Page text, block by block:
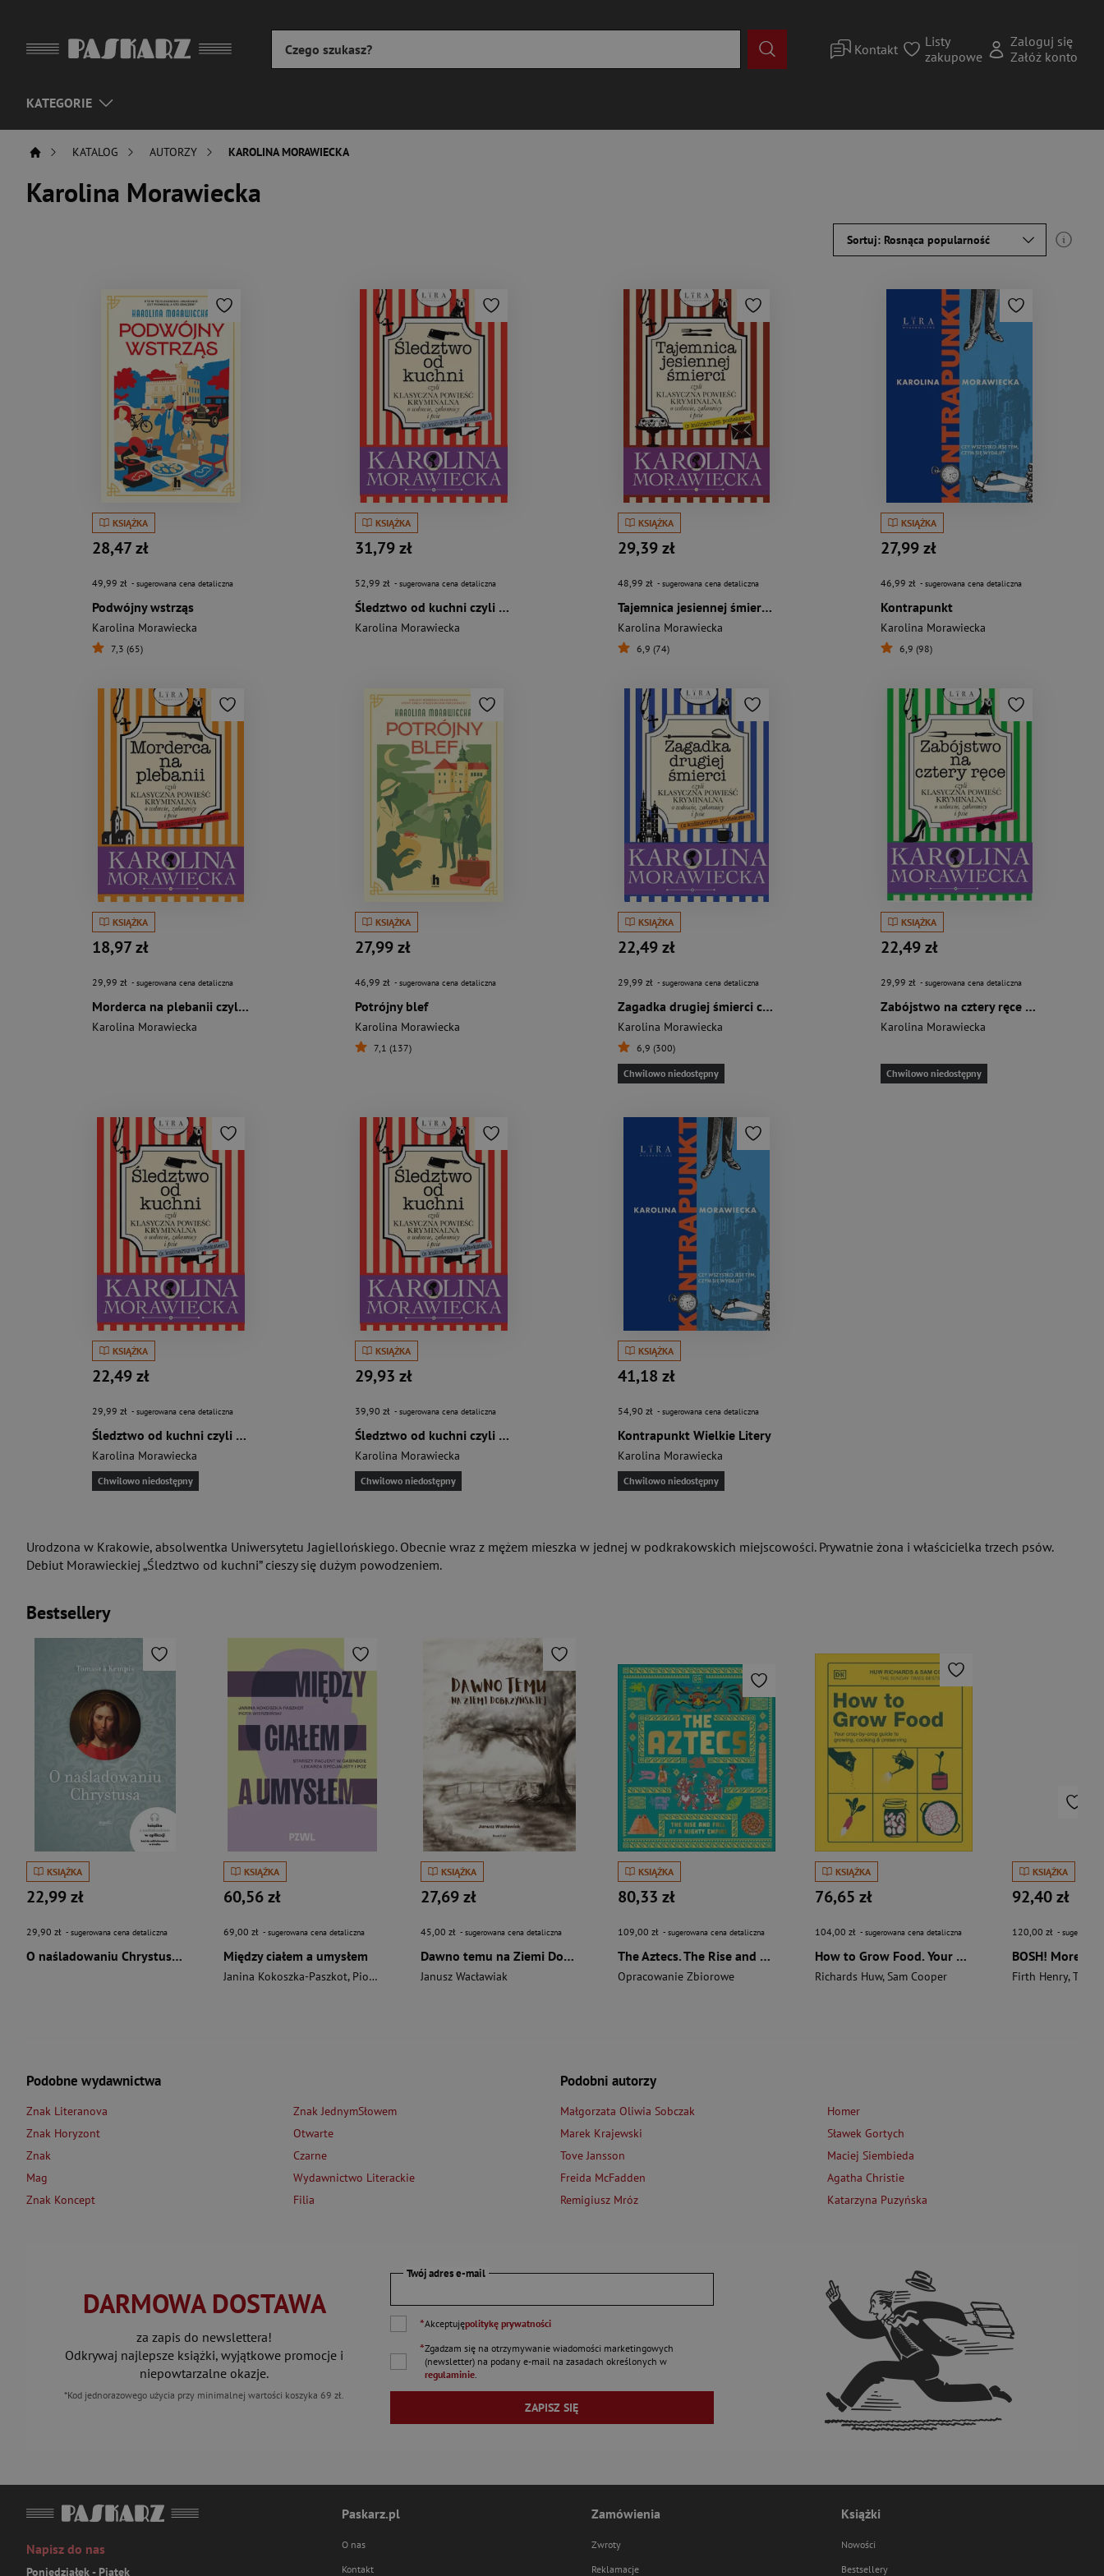
Kontakt
Listy
zakupowe
Zaloguj się
Załóż konto
KATEGORIE
KATALOG AUTORZY KAROLINA MORAWIECKA
Karolina Morawiecka
Sortuj: Rosnąca popularność
KSIĄŻKA
28,47 zł
49,99 zł - sugerowana cena detaliczna
Podwójny wstrząs
Karolina Morawiecka
7,3 (65)
KSIĄŻKA
31,79 zł
52,99 zł - sugerowana cena detaliczna
Śledztwo od kuchni czyli klasyczna powieść kryminalna o wdowie, zakonnicy i psie (z kulinarnym podtekstem)
Karolina Morawiecka
KSIĄŻKA
29,39 zł
48,99 zł - sugerowana cena detaliczna
Tajemnica jesiennej śmierci, czyli klasyczna powieść kryminalna o wdowie, zakonnicy i psie (z kulinarnym podtekstem)
Karolina Morawiecka
6,9 (74)
KSIĄŻKA
27,99 zł
46,99 zł - sugerowana cena detaliczna
Kontrapunkt
Karolina Morawiecka
6,9 (98)
KSIĄŻKA
18,97 zł
29,99 zł - sugerowana cena detaliczna
Morderca na plebanii czyli klasyczna powieść kryminalna o wdowie, zakonnicy i psie
Karolina Morawiecka
KSIĄŻKA
27,99 zł
46,99 zł - sugerowana cena detaliczna
Potrójny blef
Karolina Morawiecka
7,1 (137)
KSIĄŻKA
22,49 zł
29,99 zł - sugerowana cena detaliczna
Zagadka drugiej śmierci czyli klasyczna powieść kryminalna o wdowie, zakonnicy i psie z kulinarnym podtekstem
Karolina Morawiecka
6,9 (300)
Chwilowo niedostępny
KSIĄŻKA
22,49 zł
29,99 zł - sugerowana cena detaliczna
Zabójstwo na cztery ręce czyli klasyczna powieść kryminalna o wdowie, zakonnicy i psie
Karolina Morawiecka
Chwilowo niedostępny
KSIĄŻKA
22,49 zł
29,99 zł - sugerowana cena detaliczna
Śledztwo od kuchni czyli klasyczna powieść kryminalna o wdowie, zakonnicy i psie
Karolina Morawiecka
Chwilowo niedostępny
KSIĄŻKA
29,93 zł
39,90 zł - sugerowana cena detaliczna
Śledztwo od kuchni czyli klasyczna powieść kryminalna o wdowie, zakonnicy i psie Wielkie Litery
Karolina Morawiecka
Chwilowo niedostępny
KSIĄŻKA
41,18 zł
54,90 zł - sugerowana cena detaliczna
Kontrapunkt Wielkie Litery
Karolina Morawiecka
Chwilowo niedostępny
Urodzona w Krakowie, absolwentka Uniwersytetu Jagiellońskiego. Obecnie wraz z mężem mieszka w jednej w podkrakowskich miejscowości. Prywatnie żona i właścicielka trzech psów.
Debiut Morawieckiej „Śledztwo od kuchni” cieszy się dużym powodzeniem.
Bestsellery
KSIĄŻKA
22,99 zł
29,90 zł - sugerowana cena detaliczna
O naśladowaniu Chrystusa wyd. 2026
KSIĄŻKA
60,56 zł
69,00 zł - sugerowana cena detaliczna
Między ciałem a umysłem
Janina Kokoszka-Paszkot, Piotr Wierzbiński
KSIĄŻKA
27,69 zł
45,00 zł - sugerowana cena detaliczna
Dawno temu na Ziemi Dobrzyńskiej
Janusz Wacławiak
KSIĄŻKA
80,33 zł
109,00 zł - sugerowana cena detaliczna
The Aztecs. The Rise and Fall of a Mighty Empire
Opracowanie Zbiorowe
KSIĄŻKA
76,65 zł
104,00 zł - sugerowana cena detaliczna
How to Grow Food. Your Crop-by-Crop Guide to Growing, Cooking, & Preserving
Richards Huw, Sam Cooper
KSIĄŻKA
92,40 zł
120,00 zł -
Firth Henry,
Podobne wydawnictwa
Znak Literanova
Znak Horyzont
Znak
Mag
Znak Koncept
Znak JednymSłowem
Otwarte
Czarne
Wydawnictwo Literackie
Filia
Podobni autorzy
Małgorzata Oliwia Sobczak
Marek Krajewski
Tove Jansson
Freida McFadden
Remigiusz Mróz
Homer
Sławek Gortych
Maciej Siembieda
Agatha Christie
Katarzyna Puzyńska
DARMOWA DOSTAWA
za zapis do newslettera!
Odkrywaj najlepsze książki, wyjątkowe promocje i
niepowtarzalne okazje.
*Kod jednorazowego użycia przy minimalnej wartości koszyka 69 zł.
Twój adres e-mail
*Akceptujępolitykę prywatności
*Zgadzam się na otrzymywanie wiadomości marketingowych
(newsletter) na podanye-mail na zasadach określonych w
regulaminie
ZAPISZ SIĘ
Napisz do nas
Poniedziałek - Piątek
Paskarz.pl
O nas
Kontakt
Zamówienia
Zwroty
Reklamacje
Książki
Nowości
Bestsellery